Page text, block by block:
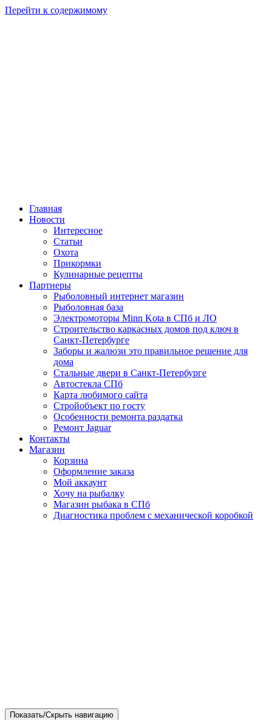
Перейти к содержимому
Главная
Новости
Интересное
Статьи
Охота
Прикормки
Кулинарные рецепты
Партнеры
Рыболовный интернет магазин
Рыболовная база
Электромоторы Minn Kota в СПб и ЛО
Строительство каркасных домов под ключ в
Санкт-Петербурге
Заборы и жалюзи это правильное решение для
дома
Стальные двери в Санкт-Петербурге
Автостекла СПб
Карта любимого сайта
Стройобъект по госту
Особенности ремонта раздатка
Ремонт Jaguar
Контакты
Магазин
Корзина
Оформление заказа
Мой аккаунт
Хочу на рыбалку
Магазин рыбака в СПб
Диагностика проблем с механической коробкой
Показать/Скрыть навигацию